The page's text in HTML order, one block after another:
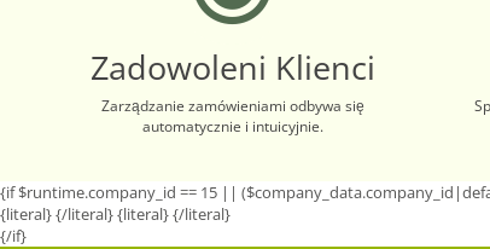
Zadowoleni Klienci
Zarządzanie zamówieniami odbywa się
automatycznie i intuicyjnie.
{if $runtime.company_id == 15 ||
{literal}{/literal}{literal}{/literal}
{/if}